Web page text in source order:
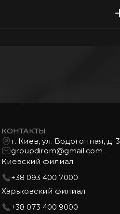
КОНТАКТЫ
г. Киев, ул. Водогонная, д. 3
groupdirom@gmail.com
Киевский филиал
+38 093 400 7000
Харьковский филиал
+38 073 400 9000